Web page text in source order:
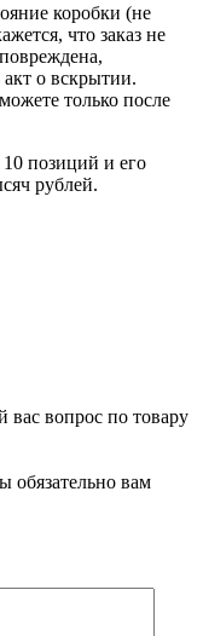
коробки (не
что заказ не
акт о вскрытии.
только после
позиций и его
рублей.
вопрос по товару
вам